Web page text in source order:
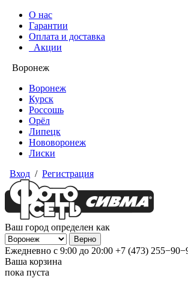
О нас
Гарантии
Оплата и доставка
Акции
Воронеж
Воронеж
Курск
Россошь
Орёл
Липецк
Нововоронеж
Лиски
Вход / Регистрация
Ваш город определен как
Ежедневно с 9:00 до 20:00 +7 (473)
Ваша корзина
пока пуста